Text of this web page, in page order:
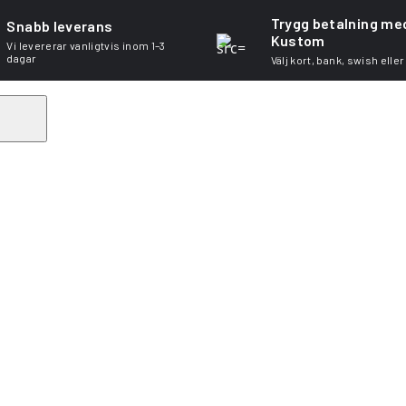
Snabb leverans
Vi levererar vanligtvis inom 1–3
dagar
Trygg betalning
Kustom
Välj kort, bank, swish